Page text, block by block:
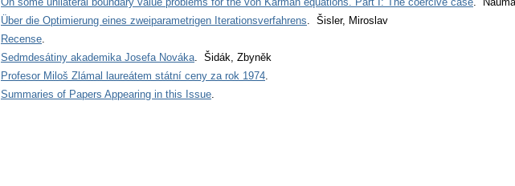
Über die Optimierung eines zweiparametrigen Iterationsverfahrens. Šisler, Miroslav
Recense.
Sedmdesátiny akademika Josefa Nováka. Šidák, Zbyněk
Profesor Miloš Zlámal laureátem státní ceny za rok 1974.
Summaries of Papers Appearing in this Issue.